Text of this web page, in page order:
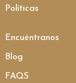
Políticas
Encuéntranos
Blog
FAQS